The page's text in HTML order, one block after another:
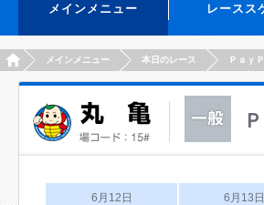
メインメニュー レースス
HOMEメインメニュー 本日のレース Ｐａｙ
6月12日 6月13日